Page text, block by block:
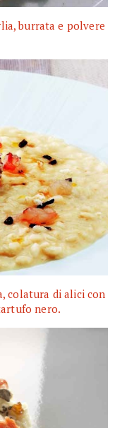
burrata e polvere
colatura di alici con
nero.